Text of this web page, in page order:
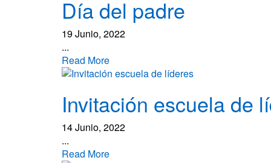
Día del padre
19 Junio, 2022
...
Read More
Invitación escuela de
14 Junio, 2022
...
Read More